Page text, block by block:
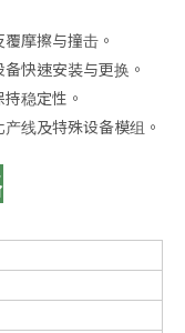
摩擦与撞击。
快速安装与更换。
稳定性。
线及特殊设备模组。